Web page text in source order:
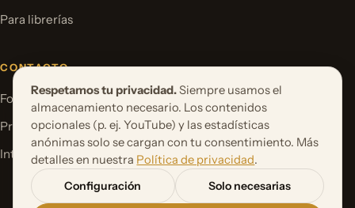
Para librerías
CONTACTO
Formulario de contacto
Proponer un proyecto de libro
International Rights
Respetamos tu privacidad. Siempre usamos el
almacenamiento necesario. Los contenidos
opcionales (p. ej. YouTube) y las estadísticas
anónimas solo se cargan con tu consentimiento. Más
detalles en nuestra Política de privacidad.
Configuración
Solo necesarias